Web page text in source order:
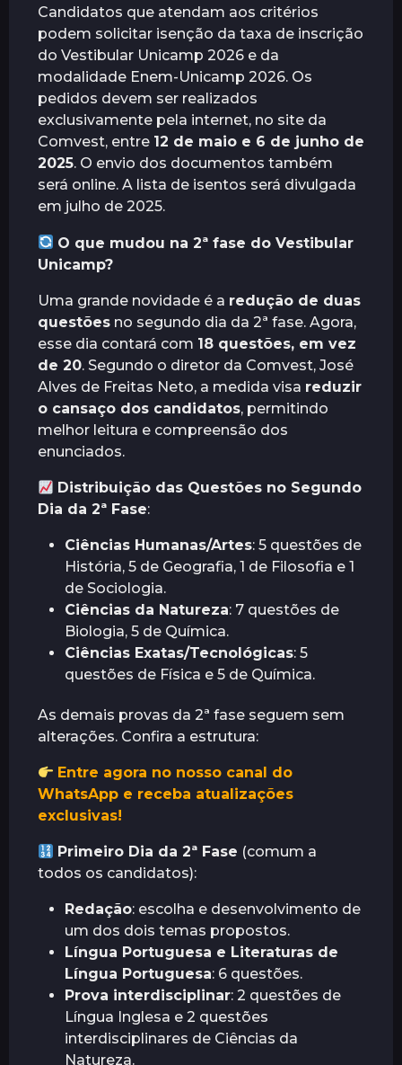
Candidatos que atendam aos critérios
podem solicitar isenção da taxa de inscrição
do Vestibular Unicamp 2026 e da
modalidade Enem-Unicamp 2026. Os
pedidos devem ser realizados
exclusivamente pela internet, no site da
Comvest, entre 12 de maio e 6 de junho de
2025. O envio dos documentos também
será online. A lista de isentos será divulgada
em julho de 2025.
O que mudou na 2ª fase do Vestibular
Unicamp?
Uma grande novidade é a redução de duas
questões no segundo dia da 2ª fase. Agora,
esse dia contará com 18 questões, em vez
de 20. Segundo o diretor da Comvest, José
Alves de Freitas Neto, a medida visa reduzir
o cansaço dos candidatos, permitindo
melhor leitura e compreensão dos
enunciados.
Distribuição das Questões no Segundo
Dia da 2ª Fase:
Ciências Humanas/Artes: 5 questões de
História, 5 de Geografia, 1 de Filosofia e 1
de Sociologia.
Ciências da Natureza: 7 questões de
Biologia, 5 de Química.
Ciências Exatas/Tecnológicas: 5
questões de Física e 5 de Química.
As demais provas da 2ª fase seguem sem
alterações. Confira a estrutura:
Entre agora no nosso canal do
WhatsApp e receba atualizações
exclusivas!
Primeiro Dia da 2ª Fase (comum a
todos os candidatos):
Redação: escolha e desenvolvimento de
um dos dois temas propostos.
Língua Portuguesa e Literaturas de
Língua Portuguesa: 6 questões.
Prova interdisciplinar: 2 questões de
Língua Inglesa e 2 questões
interdisciplinares de Ciências da
Natureza.